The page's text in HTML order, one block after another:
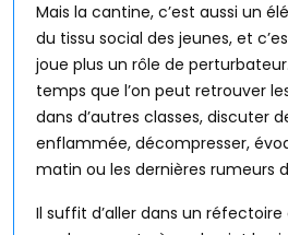
Mais la cantine, c’est aussi un
du tissu social des jeunes, et
joue plus un rôle de
temps que l’on peut retrouver
dans d’autres classes, discuter
enflammée, décompresser,
matin ou les dernières rumeurs
Il suffit d’aller dans un réfectoire